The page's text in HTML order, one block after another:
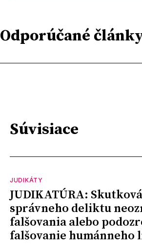
Odporúčané
Súvisiace
JUDIKÁTY
JUDIKATÚRA:
správneho deliktu
falšovania alebo
falšovanie humánneho